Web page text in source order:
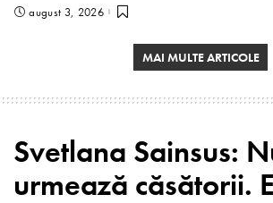
august 3, 2026
MAI MULTE ARTICOLE
Svetlana Sainsus:
urmează căsătorii.